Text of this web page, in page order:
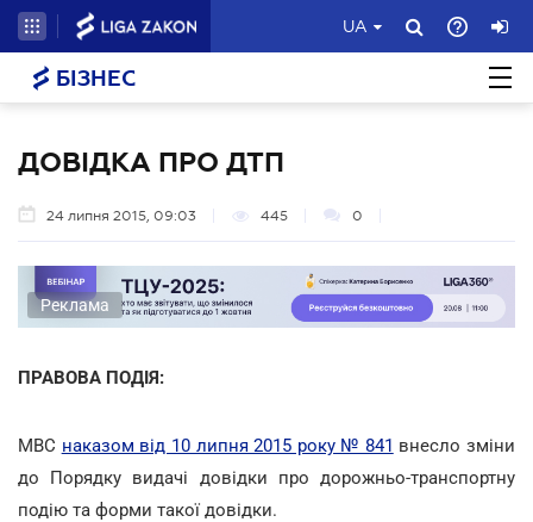
UA
БІЗНЕС
ДОВІДКА ПРО ДТП
24 липня 2015, 09:03 445 0
Реклама
ПРАВОВА ПОДІЯ:
МВС наказом від 10 липня 2015 року № 841 внесло зміни
до Порядку видачі довідки про дорожньо-транспортну
подію та форми такої довідки.